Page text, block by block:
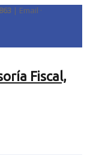
| Email ·